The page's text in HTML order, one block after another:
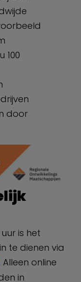
100
door
is het
te dienen via
. Alleen online
in